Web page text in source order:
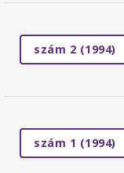
szám 2 (1994)
szám 1 (1994)